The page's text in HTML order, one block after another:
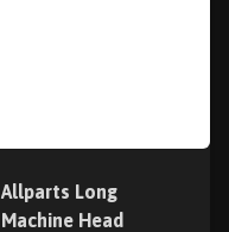
Allparts Long
Machine Head